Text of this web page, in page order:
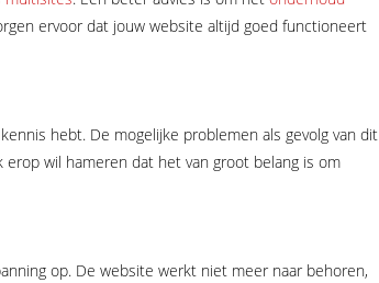
ervoor dat jouw website altijd goed functioneert
hebt. De mogelijke problemen als gevolg van dit
wil hameren dat het van groot belang is om
op. De website werkt niet meer naar behoren,